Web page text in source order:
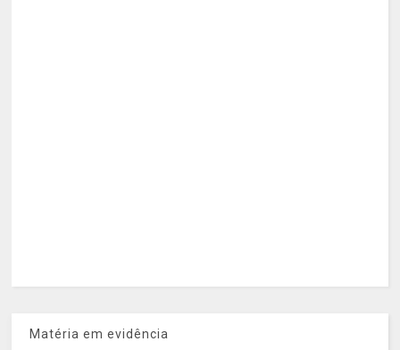
Matéria em evidência